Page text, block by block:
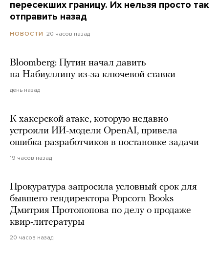
пересекших границу. Их нельзя просто так
отправить назад
НОВОСТИ 20 часов назад
Bloomberg: Путин начал давить
на Набиуллину из-за ключевой ставки
день назад
К хакерской атаке, которую недавно
устроили ИИ-модели OpenAI, привела
ошибка разработчиков в постановке задачи
19 часов назад
Прокуратура запросила условный срок для
бывшего гендиректора Popcorn Books
Дмитрия Протопопова по делу о продаже
квир-литературы
20 часов назад